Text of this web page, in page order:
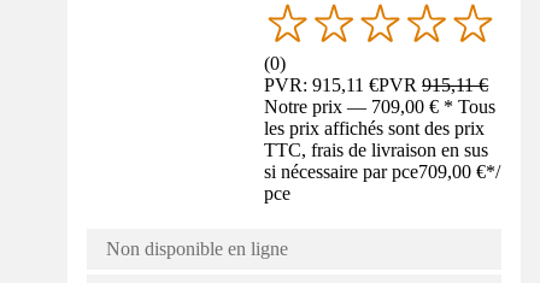
(0)
PVR: 915,11 €PVR915,11 €
Notre prix — 709,00 € * Tous
les prix affichés sont des prix
TTC, frais de livraison en sus
si nécessaire par pce709,00 €*/
pce
Non disponible en ligne